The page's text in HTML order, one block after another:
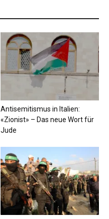
Antisemitismus in Italien:
«Zionist» – Das neue Wort für
Jude